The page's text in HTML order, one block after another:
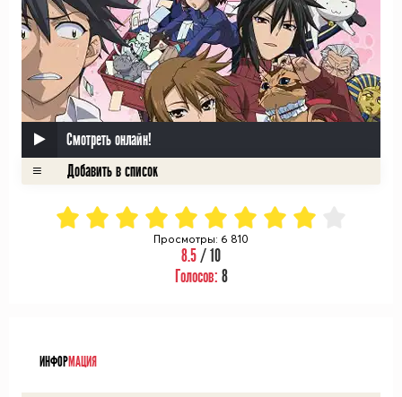
Смотреть онлайн!
Просмотры: 6 810
8.5/ 10
Голосов: 8
ИНФОРМАЦИЯ